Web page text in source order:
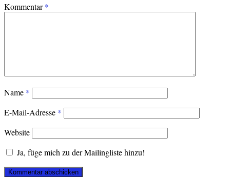
Kommentar*
Name *
E-Mail-Adresse *
Website
Ja, füge mich zu der Mailingliste hinzu!